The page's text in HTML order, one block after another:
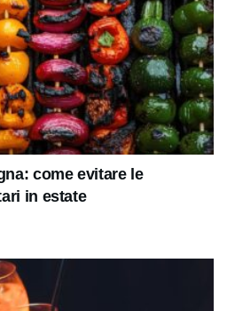
come evitare le
in estate